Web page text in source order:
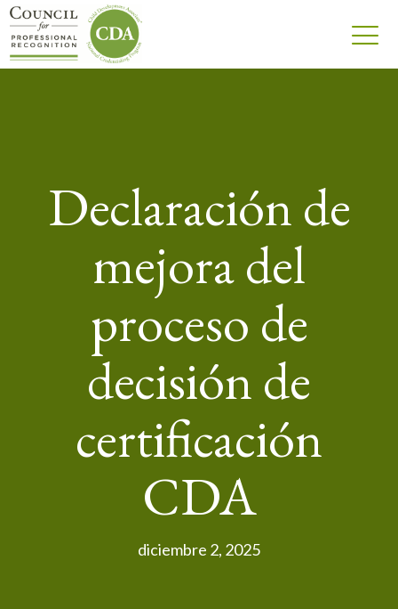
Declaración de
mejora del
proceso de
decisión de
certificación
CDA
diciembre 2, 2025